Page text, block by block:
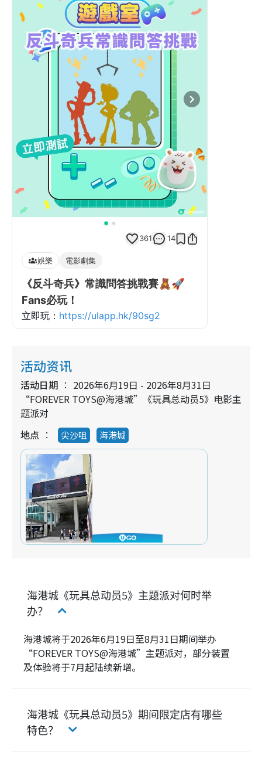
活动资讯
活动日期
2026年6月19日 - 2026年8月31日
“FOREVER TOYS@海港城”《玩具总动员5》电影主
题派对
地点
尖沙咀 海港城
海港城《玩具总动员5》主题派对何时举
办？
海港城将于2026年6月19日至8月31日期间举办
“FOREVER TOYS@海港城”主题派对，部分装置
及体验将于7月起陆续新增。
海港城《玩具总动员5》期间限定店有哪些
特色？